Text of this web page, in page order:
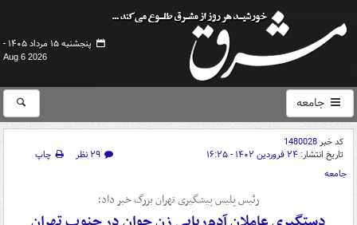
پنجشنبه ۱۵ مرداد ۱۴۰۵ -
Aug 6 2026
جامعه
کد خبر1480028
تاریخ انتشار: ۲۴ فروردین ۱۴۰۲ - ۱۶:۲۵ ۲۹ نظر
چاپ
جامعه
رئیس پلیس پیشگیری تهران بزرگ خبر داد؛